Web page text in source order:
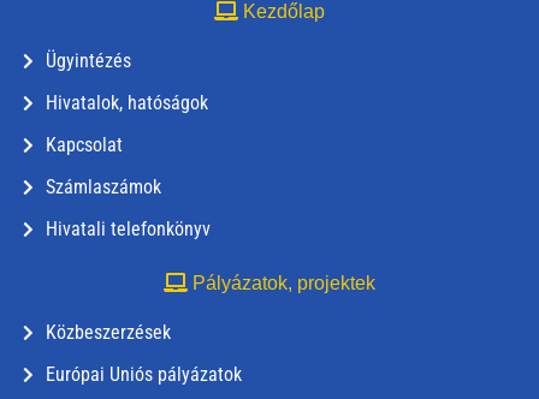
Kezdőlap
Ügyintézés
Hivatalok, hatóságok
Kapcsolat
Számlaszámok
Hivatali telefonkönyv
Pályázatok, projektek
Közbeszerzések
Európai Uniós pályázatok